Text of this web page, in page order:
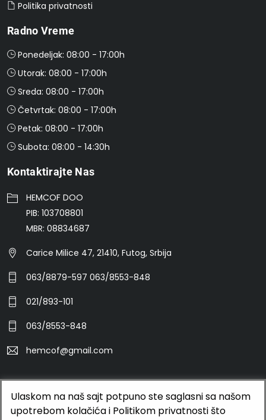
Politika privatnosti
Radno Vreme
Ponedeljak: 08:00 - 17:00h
Utorak: 08:00 - 17:00h
Sreda: 08:00 - 17:00h
Četvrtak: 08:00 - 17:00h
Petak: 08:00 - 17:00h
Subota: 08:00 - 14:30h
Kontaktirajte Nas
HEMCOF DOO
PIB: 103708801
MBR: 08834687
Carice Milice 47, 21410, Futog, Srbija
063/8879-597 063/8553-848
021/893-101
063/8553-848
hemcof@gmail.com
©2026 HEMCOF DOO
BUTOBU - Izrada web sajta i internet prodavnice, optimizacija
Ulaskom na naš sajt potpuno ste saglasni sa našom
upotrebom kolačića i Politikom privatnosti što